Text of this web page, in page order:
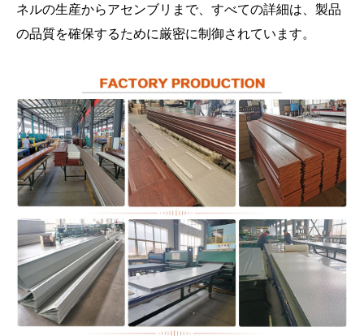
ネルの生産からアセンブリまで、すべての詳細は、製品
の品質を確保するために厳密に制御されています。